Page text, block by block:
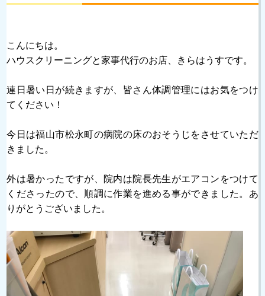
こんにちは。
ハウスクリーニングと家事代行のお店、きらはうすです。
連日暑い日が続きますが、皆さん体調管理にはお気をつけ
てください！
今日は福山市松永町の病院の床のおそうじをさせていただ
きました。
外は暑かったですが、院内は院長先生がエアコンをつけて
くださったので、順調に作業を進める事ができました。あ
りがとうございました。